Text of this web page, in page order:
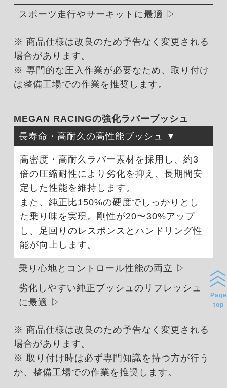
スポーツ走行やサーキットに最適
※ 商品仕様は改良のため予告なく変更される
場合があります。
※ 専門的な圧入作業が必要なため、取り付け
は整備工場での作業を推奨します。
MEGAN RACINGの強化ラバーブッシュ
長寿命・高耐久の高性能ブッシュ
高密度・高耐久ラバー素材を採用し、約3
倍の圧縮耐性により劣化を抑え、長期間安
定した性能を維持します。
また、純正比150%の硬度でしっかりとし
た乗り味を実現。剛性が20〜30%アップ
し、足回りのレスポンスとハンドリング性
能が向上します。
乗り心地とコントロール性能の両立
劣化しやすい純正ブッシュのリフレッシュ
に最適
※ 商品仕様は改良のため予告なく変更される
場合があります。
※ 取り付け時は必ず専門知識を持つ方が行う
か、整備工場での作業を推奨します。
Page
top